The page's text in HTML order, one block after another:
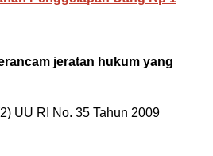
jeratan hukum yang
UU RI No. 35 Tahun 2009